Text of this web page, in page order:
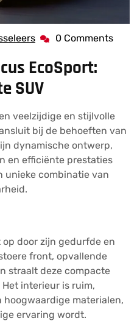
fordbresseleers
0 Comments
EcoSport:
SUV
veelzijdige en stijlvolle
bij de behoeften van
dynamische ontwerp,
en efficiënte prestaties
unieke combinatie van
op door zijn gedurfde en
front, opvallende
straalt deze compacte
interieur is ruim,
materialen,
ervaring wordt.